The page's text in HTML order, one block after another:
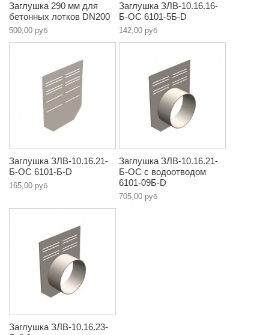
Заглушка 290 мм для
бетонных лотков DN200
500,00 руб
Заглушка ЗЛВ-10.16.16-
Б-ОС 6101-5Б-D
142,00 руб
Заглушка ЗЛВ-10.16.21-
Б-ОС 6101-Б-D
165,00 руб
Заглушка ЗЛВ-10.16.21-
Б-ОС с водоотводом
6101-09Б-D
705,00 руб
Заглушка ЗЛВ-10.16.23-